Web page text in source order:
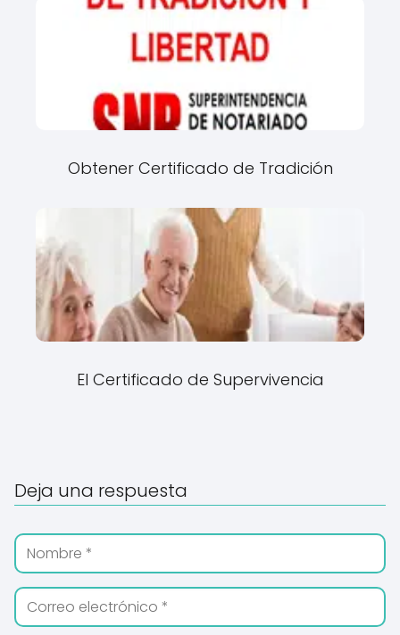
Obtener Certificado de Tradición
El Certificado de Supervivencia
Deja una respuesta